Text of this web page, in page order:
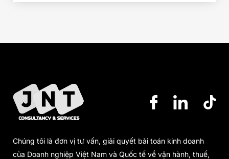
Chúng tôi là đơn vị tư vấn, giải quyết bài toán kinh doanh
của Doanh nghiệp Việt Nam và Quốc tế về vận hành, thuế,